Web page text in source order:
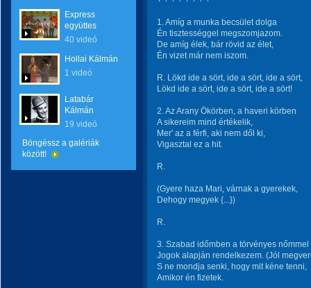
Express
együttes
40 videó
Hollai Kálmán
1 videó
Latabár
Kálmán
19 videó
Böngéssz a galériák
között!
1. Amíg a munka becsület dolga
Én tisztességgel megszomjazom.
De amíg élek, bár rövid az élet,
Én vizet már nem iszom.
R. Lökd ide a sört, ide a sört, ide a sört,
Lökd ide a sört, ide a sört, ide a sört!
2. Az Arany Ökörben, a haveri körben
A sikereim mind értékelik,
Mer' az a férfi, aki nem dől ki,
Vigasztal ez a hit.
R.
(Gyere haza Mari, várnak a gyerekek,
Dehogy megyek {...})
R.
3. Szabad időmben a törvényes nőmmel
Jogok alapján rendelkezem. (Jól
S ne mondja senki, hogy mit kéne tenni,
Amikor én fizetek.